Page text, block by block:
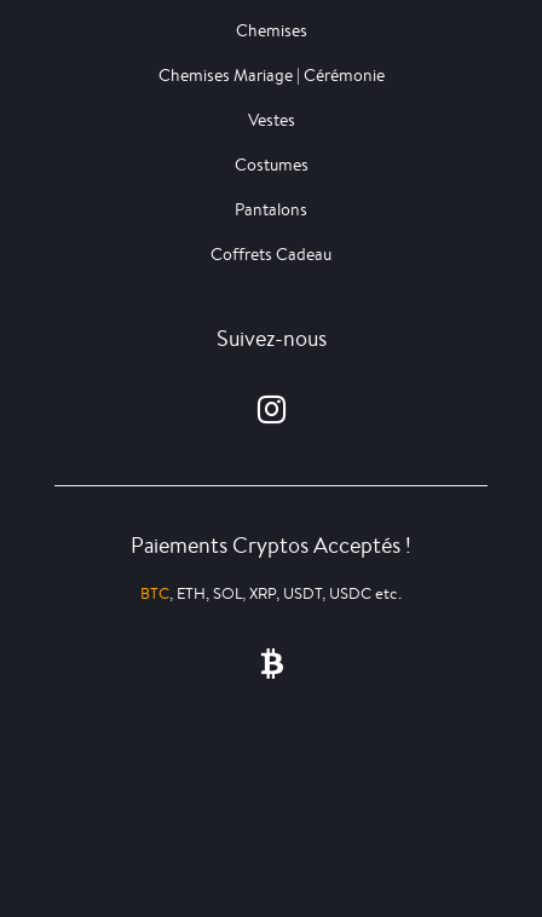
Chemises
Chemises Mariage | Cérémonie
Vestes
Costumes
Pantalons
Coffrets Cadeau
Suivez-nous
Paiements Cryptos Acceptés !
BTC, ETH, SOL, XRP, USDT, USDC etc.